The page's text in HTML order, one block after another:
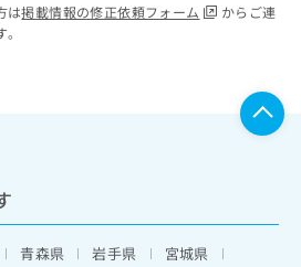
は掲載情報の修正依頼フォーム
からご連
青森県 岩手県
宮城県